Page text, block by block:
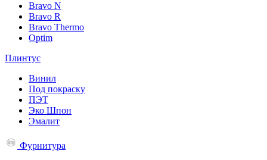
Bravo N
Bravo R
Bravo Thermo
Optim
Плинтус
Винил
Под покраску
ПЭТ
Эко Шпон
Эмалит
Фурнитура